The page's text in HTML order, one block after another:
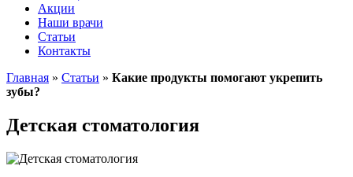
Акции
Наши врачи
Статьи
Контакты
Главная » Статьи » Какие продукты помогают укрепить
зубы?
Детская стоматология